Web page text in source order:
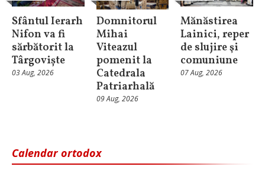
Sfântul Ierarh
Nifon va fi
sărbătorit la
Târgoviște
03 Aug, 2026
Domnitorul
Mihai
Viteazul
pomenit la
Catedrala
Patriarhală
09 Aug, 2026
Mănăstirea
Lainici, reper
de slujire şi
comuniune
07 Aug, 2026
Calendar ortodox